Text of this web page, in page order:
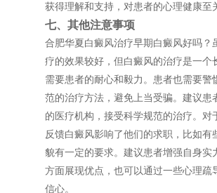
获得理解和支持，对患者的心理健康至
七、其他注意事项
合肥华夏白癜风治疗早期白癜风好吗？
疗的效果较好，但白癜风的治疗是一个
需要患者的耐心和毅力。患者也需要警
范的治疗方法，避免上当受骗。建议患
的医疗机构，接受科学规范的治疗。对
反馈白癜风影响了他们的求职，比如有
貌有一定的要求。建议患者增强自身实
方面展现优点，也可以通过一些心理疏
信心。